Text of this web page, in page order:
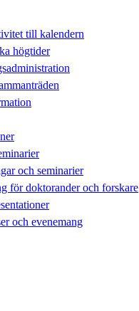
till kalendern
högtider
och seminarier
för doktorander och forskare
och evenemang